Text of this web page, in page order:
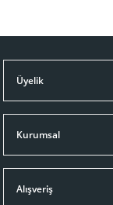
BROCKTON
Üyelik
Kurumsal
Alışveriş